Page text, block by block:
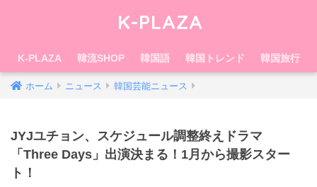
K-PLAZA
K-PLAZA 韓流SHOP 韓国語 韓国トレンド 韓国旅行
ホーム ニュース 韓国芸能ニュース
JYJユチョン、スケジュール調整終えドラマ
「Three Days」出演決まる！1月から撮影スター
ト！